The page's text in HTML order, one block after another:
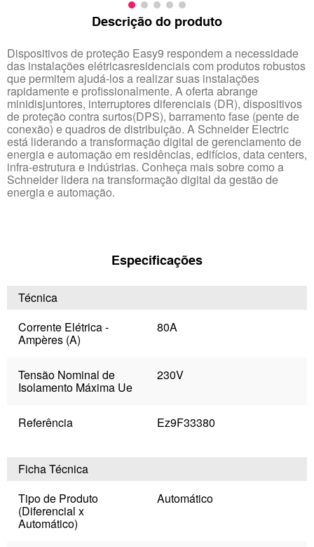
Descrição do produto
Dispositivos de proteção Easy9 respondem a necessidade
das instalações elétricasresidenciais com produtos robustos
que permitem ajudá-los a realizar suas instalações
rapidamente e profissionalmente. A oferta abrange
minidisjuntores, interruptores diferenciais (DR), dispositivos
de proteção contra surtos(DPS), barramento fase (pente de
conexão) e quadros de distribuição. A Schneider Electric
está liderando a transformação digital de gerenciamento de
energia e automação em residências, edifícios, data centers,
infra-estrutura e indústrias. Conheça mais sobre como a
Schneider lidera na transformação digital da gestão de
energia e automação.
Especificações
Técnica
Corrente Elétrica -
Ampères (A)
80A
Tensão Nominal de
Isolamento Máxima Ue
230V
Referência Ez9F33380
Ficha Técnica
Tipo de Produto
(Diferencial x
Automático)
Automático